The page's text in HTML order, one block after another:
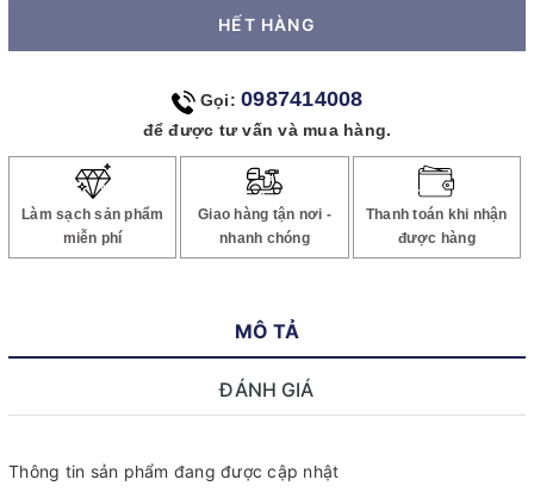
HẾT HÀNG
Gọi: 0987414008
để được tư vấn và mua hàng.
Làm sạch sản phẩm
miễn phí
Giao hàng tận nơi -
nhanh chóng
Thanh toán khi nhận
được hàng
MÔ TẢ
ĐÁNH GIÁ
Thông tin sản phẩm đang được cập nhật